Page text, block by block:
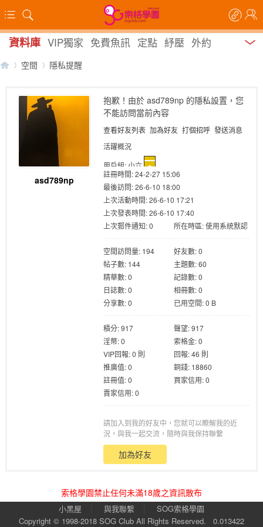
資料庫 VIP獨家 免費魚訊 定點 紓壓 外約
空間 隱私提醒
asd789np
抱歉！由於 asd789np 的隱私設置，您
不能訪問當前內容
查看好友列表 加為好友 打個招呼 發送消息
活躍概況
用戶組: 小六
註冊時間: 24-2-27 15:06
最後訪問: 26-6-10 18:00
上次活動時間: 26-6-10 17:21
上次發表時間: 26-6-10 17:40
上次郵件通知: 0
所在時區: 使用系統默認
空間訪問量: 194
好友數: 0
帖子數: 144
主題數: 60
精華數: 0
記錄數: 0
日誌數: 0
相冊數: 0
分享數: 0
已用空間: 0 B
積分: 917
聲望: 917
淫幣: 0
索格金: 0
VIP回報: 0 則
回報: 46 則
推廣值: 0
銅錢: 18860
註冊值: 0
買家信用: 0
賣家信用: 0
請加入到我的好友中，您就可以瞭解我的近
況，與我一起交流，隨時與我保持聯繫
加為好友
索格學園禁止任何未滿18歲之資訊散布
小黑屋 與我聯繫
SOG索格學園
Copyright © 1998-2018 SOG Club All Rights Reserved. 0.013422